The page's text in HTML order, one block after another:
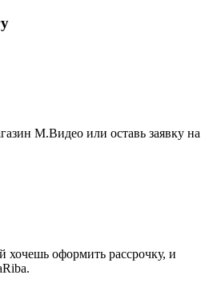
М.Видео или оставь заявку на
хочешь оформить рассрочку, и